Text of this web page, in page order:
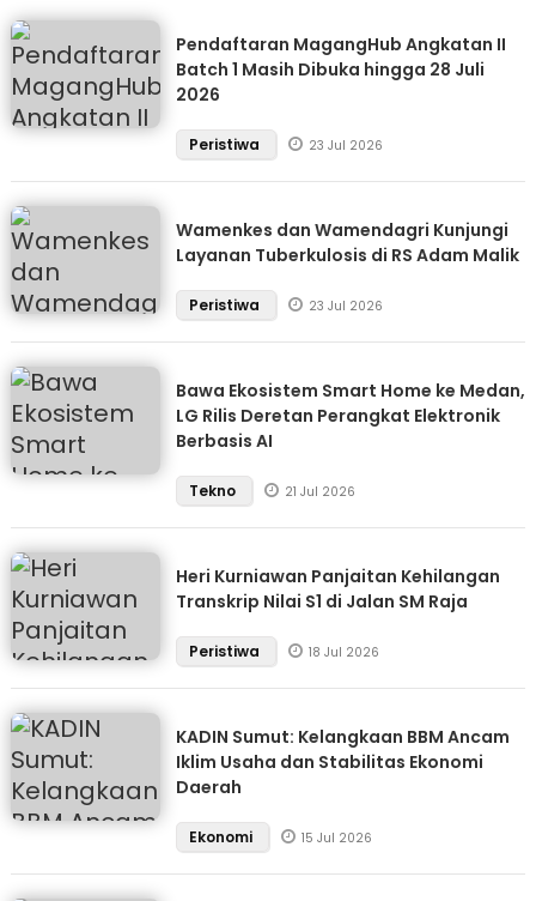
Pendaftaran MagangHub Angkatan II
Batch 1 Masih Dibuka hingga 28 Juli
2026
Peristiwa 23 Jul 2026
Wamenkes dan Wamendagri Kunjungi
Layanan Tuberkulosis di RS Adam Malik
Peristiwa 23 Jul 2026
Bawa Ekosistem Smart Home ke Medan,
LG Rilis Deretan Perangkat Elektronik
Berbasis AI
Tekno 21 Jul 2026
Heri Kurniawan Panjaitan Kehilangan
Transkrip Nilai S1 di Jalan SM Raja
Peristiwa 18 Jul 2026
KADIN Sumut: Kelangkaan BBM Ancam
Iklim Usaha dan Stabilitas Ekonomi
Daerah
Ekonomi 15 Jul 2026